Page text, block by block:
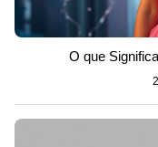
O que